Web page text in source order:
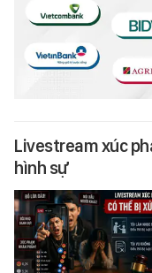
Livestream xúc
hình sự